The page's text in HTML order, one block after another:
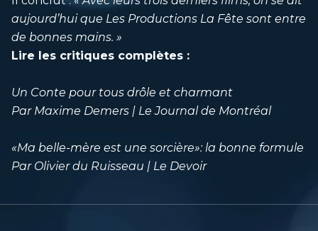
aujourd’hui que Les Productions La Fête sont entre
de bonnes mains. »
Lire les critiques complètes :
Un Conte pour tous drôle et charmant
Par Maxime Demers | Le Journal de Montréal
«Ma belle-mère est une sorcière»: la bonne formule
Par Olivier du Ruisseau | Le Devoir